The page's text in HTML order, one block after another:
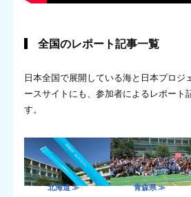
全国のレポート記事一覧
日本全国で展開している海と日本プロジ
ースサイトにも、参加者によるレポート
す。
北海道 ≫ 青森県 ≫